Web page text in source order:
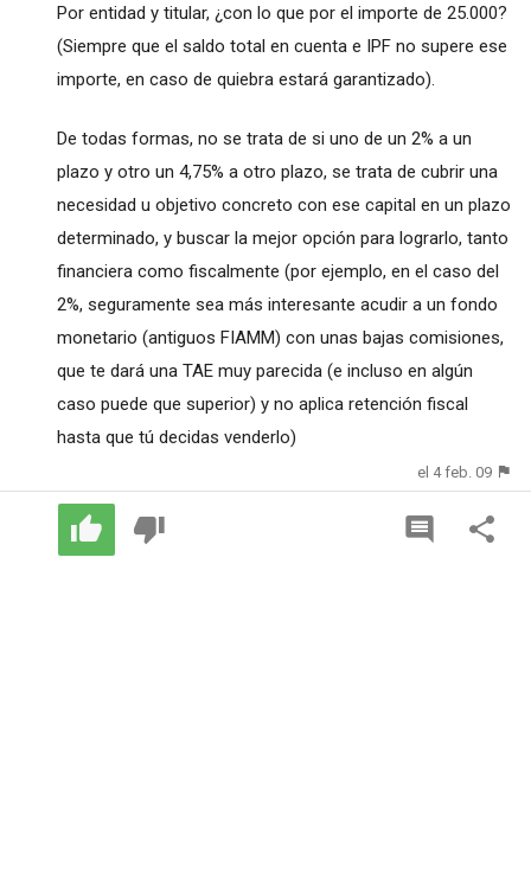
Por entidad y titular, ¿con lo que por el importe de 25.000?
(Siempre que el saldo total en cuenta e IPF no supere ese
importe, en caso de quiebra estará garantizado).
De todas formas, no se trata de si uno de un 2% a un
plazo y otro un 4,75% a otro plazo, se trata de cubrir una
necesidad u objetivo concreto con ese capital en un plazo
determinado, y buscar la mejor opción para lograrlo, tanto
financiera como fiscalmente (por ejemplo, en el caso del
2%, seguramente sea más interesante acudir a un fondo
monetario (antiguos FIAMM) con unas bajas comisiones,
que te dará una TAE muy parecida (e incluso en algún
caso puede que superior) y no aplica retención fiscal
hasta que tú decidas venderlo)
el 4 feb. 09